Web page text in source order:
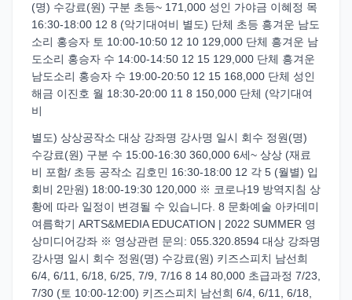
(명) 수강료(원) 구분 초등~ 171,000 성인 가야금 이혜정 목
16:30-18:00 12 8 (악기대여비 별도) 단체 초등 흥겨운 남도
소리 홍승자 토 10:00-10:50 12 10 129,000 단체 흥겨운 남
도소리 홍승자 수 14:00-14:50 12 15 129,000 단체 흥겨운
남도소리 홍승자 수 19:00-20:50 12 15 168,000 단체 성인
해금 이진호 월 18:30-20:00 11 8 150,000 단체 (악기대여
비
별도) 상상공작소 대상 강좌명 강사명 일시 회수 정원(명)
수강료(원) 구분 수 15:00-16:30 360,000 6세~ 상상 (재료
비 포함/ 초등 공작소 김호민 16:30-18:00 12 각 5 (월별) 입
회비 2만원) 18:00-19:30 120,000 ※ 코로나19 방역지침 상
황에 따라 일정이 변경될 수 있습니다. 8 문화예술 아카데미
여름학기 ARTS&MEDIA EDUCATION | 2022 SUMMER 영
상미디어강좌 ※ 영상관련 문의: 055.320.8594 대상 강좌명
강사명 일시 회수 정원(명) 수강료(원) 키즈스피치 남선희
6/4, 6/11, 6/18, 6/25, 7/9, 7/16 8 14 80,000 초급과정 7/23,
7/30 (토 10:00-12:00) 키즈스피치 남선희 6/4, 6/11, 6/18,